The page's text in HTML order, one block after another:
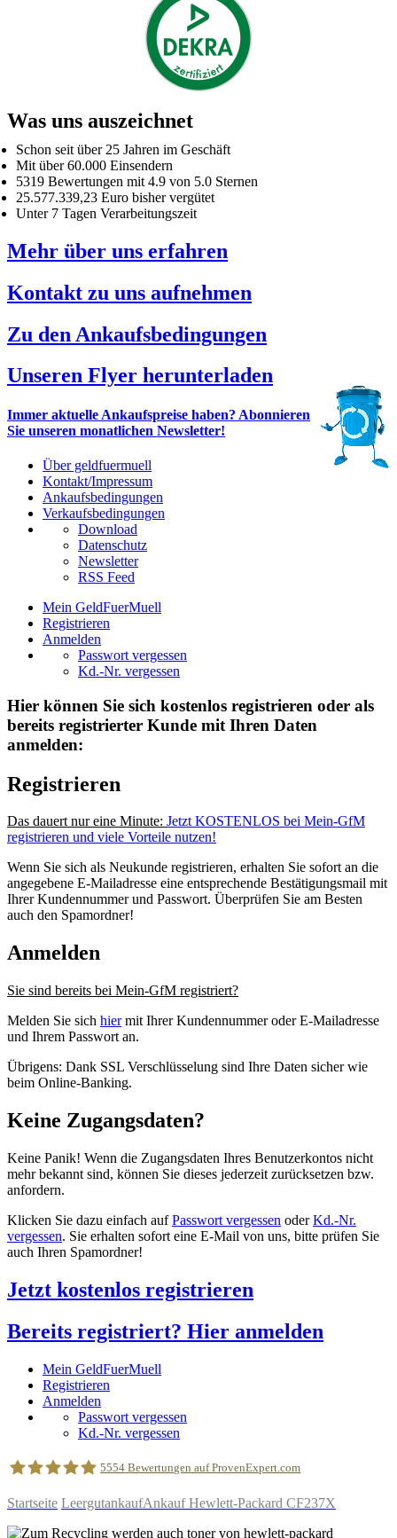
Was uns auszeichnet
Schon seit über 25 Jahren im Geschäft
Mit über 60.000 Einsendern
5319 Bewertungen mit 4.9 von 5.0 Sternen
25.577.339,23 Euro bisher vergütet
Unter 7 Tagen Verarbeitungszeit
Mehr über uns erfahren
Kontakt zu uns aufnehmen
Zu den Ankaufsbedingungen
Unseren Flyer herunterladen
Immer aktuelle Ankaufspreise haben? Abonnieren
Sie unseren monatlichen Newsletter!
Über geldfuermuell
Kontakt/Impressum
Ankaufsbedingungen
Verkaufsbedingungen
Download
Datenschutz
Newsletter
RSS Feed
Mein GeldFuerMuell
Registrieren
Anmelden
Passwort vergessen
Kd.-Nr. vergessen
Hier können Sie sich kostenlos registrieren oder als
bereits registrierter Kunde mit Ihren Daten
anmelden:
Registrieren
Das dauert nur eine Minute: Jetzt KOSTENLOS bei Mein-GfM
registrieren und viele Vorteile nutzen!
Wenn Sie sich als Neukunde registrieren, erhalten Sie sofort an die
angegebene E-Mailadresse eine entsprechende Bestätigungsmail mit
Ihrer Kundennummer und Passwort. Überprüfen Sie am Besten
auch den Spamordner!
Anmelden
Sie sind bereits bei Mein-GfM registriert?
Melden Sie sich hiermit Ihrer Kundennummer oder E-Mailadresse
und Ihrem Passwort an.
Übrigens: Dank SSL Verschlüsselung sind Ihre Daten sicher wie
beim Online-Banking.
Keine Zugangsdaten?
Keine Panik! Wenn die Zugangsdaten Ihres Benutzerkontos nicht
mehr bekannt sind, können Sie dieses jederzeit zurücksetzen bzw.
anfordern.
Klicken Sie dazu einfach aufPasswort vergessen oderKd.-Nr.
vergessen. Sie erhalten sofort eine E-Mail von uns, bitte prüfen Sie
auch Ihren Spamordner!
Jetzt kostenlos registrieren
Bereits registriert? Hier anmelden
Mein GeldFuerMuell
Registrieren
Anmelden
Passwort vergessen
Kd.-Nr. vergessen
5554 Bewertungen auf ProvenExpert.com
Startseite LeergutankaufAnkauf Hewlett-Packard CF237X